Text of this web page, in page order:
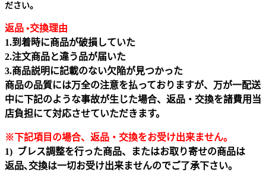
ださい。
返品 •交換理由
1.到着時に商品が破損していた
2.注文商品と違う品が届いた
3.商品説明に記載のない欠陥が見つかった
商品の品質には万全の注意を払っておりますが、万が一配送
中に下記のような事故が生じた場合、返品・交換を諸費用当
店負担にて対応させていただきます。
※下記項目の場合、返品・交換をお受け出来ません｡
1) ブレス調整を行った商品、またはお取り寄せの商品は
返品､交換は一切お受け出来ませんのでご了承下さい。